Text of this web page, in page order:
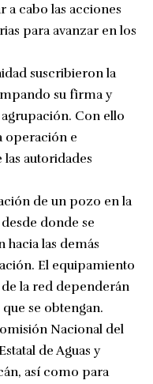
cabo las acciones
para avanzar en los
suscribieron la
su firma y
Con ello
operación e
autoridades
de un pozo en la
donde se
las demás
El equipamiento
la red dependerán
se obtengan.
Nacional del
de Aguas y
así como para